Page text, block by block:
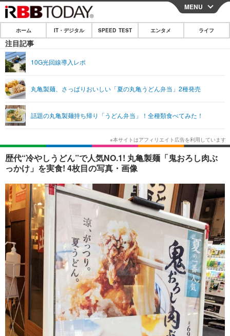
CLOSE
ホーム
IT・デジタル
ショッピング その他
SPEED TEST
エンタメ
エンタメTOP 映画・ドラマ
韓国・芸能
音楽 スポーツ
ショッピング その他
ライフ
ライフTOP グルメ
ペット ショッピング
その他
リリース一覧
プッシュ通知の停止方法
MENU
ホーム IT・デジタル SPEED TEST エンタメ ライフ
注目記事
10G光回線導入レポ
丸亀製麺、さっぱりおいしい「夏の丸亀うどん弁当」2種発売
話題の丸亀製麺持ち帰り「うどん弁当」！全種類食べてみた！
歴代“冷やしうどん”で人気NO.1! 丸亀製麺「鬼おろし肉ぶ
っかけ」を実食! 4枚目の写真・画像